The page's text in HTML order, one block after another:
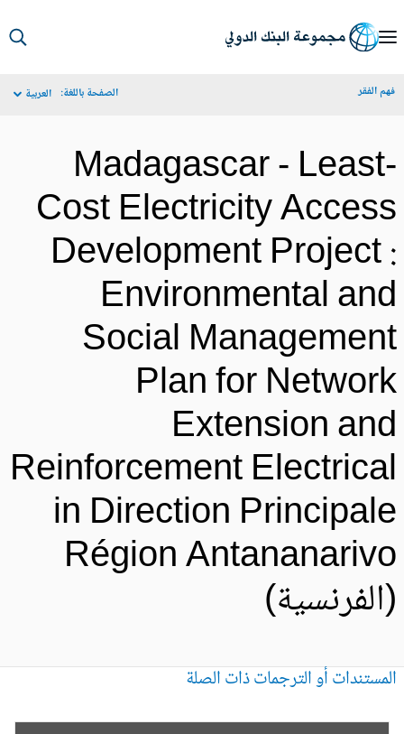
الفقر الصفحة باللغة: العربية
Madagascar -
Cost Electricity
Development
Environmental
Social
Plan for
Extension
Reinforcement
in Direction
Région
أو الترجمات ذات الصلة